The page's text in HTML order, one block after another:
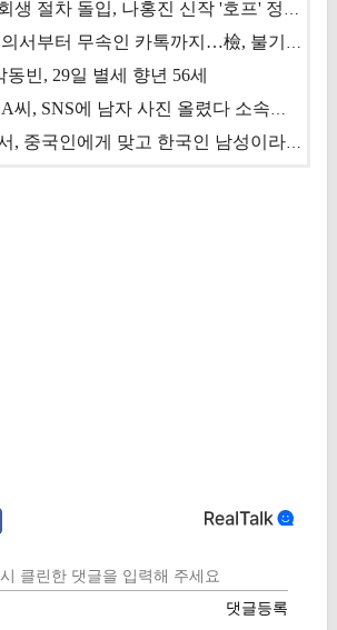
메가박스중앙 회생 절차 돌입, 나홍진 신작 '호프' 정상 개봉에 쏠린 시선 [상반기 결산 기획]
민희진 입사 동의서부터 무속인 카톡까지…檢, 불기소 처분 근거들 [이슈&톡]
빈, 29일 별세 향년 56세
아이돌 연습생 A씨, SNS에 남자 사진 올렸다 소속사 퇴출
대만 인플루언서, 중국인에게 맞고 한국인 남성이라 진술 '후폭풍'